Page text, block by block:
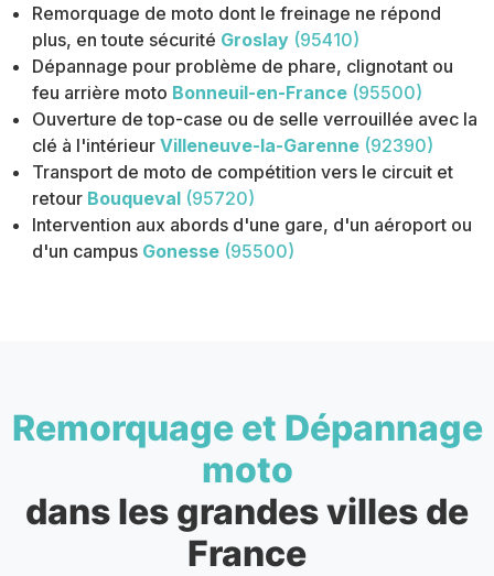
Remorquage de moto dont le freinage ne répond
plus, en toute sécurité Groslay (95410)
Dépannage pour problème de phare, clignotant ou
feu arrière moto Bonneuil-en-France (95500)
Ouverture de top-case ou de selle verrouillée avec la
clé à l'intérieur Villeneuve-la-Garenne (92390)
Transport de moto de compétition vers le circuit et
retour Bouqueval (95720)
Intervention aux abords d'une gare, d'un aéroport ou
d'un campus Gonesse (95500)
Remorquage et Dépannage
moto
dans les grandes villes de
France